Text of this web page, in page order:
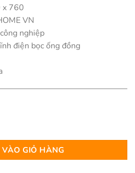
x 760
VN
nghiệp
điện bọc ống đồng
VÀO GIỎ HÀNG